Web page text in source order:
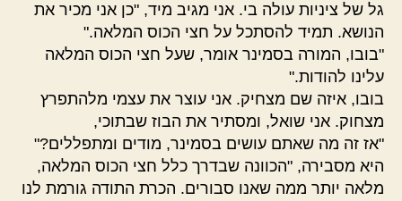
גל של ציניות עולה בי. אני מגיב מיד, "כן אני מכיר את
הנושא. תמיד להסתכל על חצי הכוס המלאה."
"בובו, המורה בסמינר אומר, שעל חצי הכוס המלאה
עלינו להודות."
בובו, איזה שם מצחיק. אני עוצר את עצמי מלהתפרץ
מצחוק. אני שואל, ומסתיר את הבוז שבתוכי,
"אז זה מה שאתם עושים בסמינר, מודים ומתפללים?"
היא מסבירה, "הכוונה שבדרך כלל חצי הכוס המלאה,
מלאה יותר ממה שאנו סבורים. הכרת התודה גורמת לנו